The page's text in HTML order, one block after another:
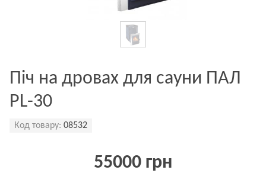
Піч на дровах для сауни ПАЛ
PL-30
Код товару: 08532
55000 грн